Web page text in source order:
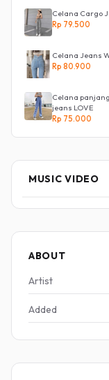
Celana Cargo
Rp 79.500
Celana Jeans
Rp 80.900
Celana
jeans LOVE
Rp 75.000
MUSIC VIDEO
ABOUT
Artist
Added